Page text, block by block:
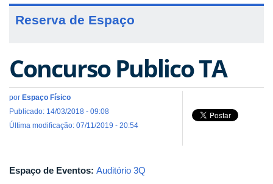
Reserva de Espaço
Concurso Publico TA
por Espaço Físico
Publicado: 14/03/2018 - 09:08
Última modificação: 07/11/2019 - 20:54
Espaço de Eventos: Auditório 3Q